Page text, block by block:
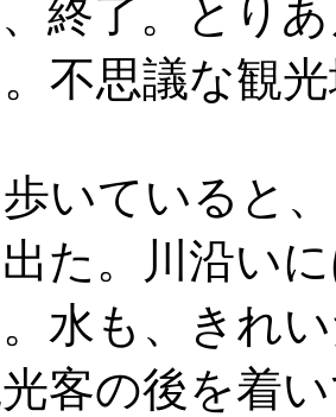
終了。とり
不思議な観
いていると
た。川沿い
水も、きれ
客の後を着